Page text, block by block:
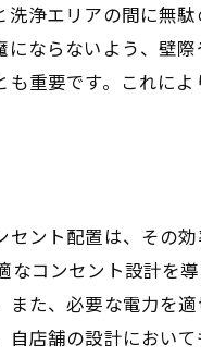
浄エリアの間に無
ならないよう、壁
重要です。これに
ント配置は、その
コンセント設計を
た、必要な電力を
店舗の設計におい